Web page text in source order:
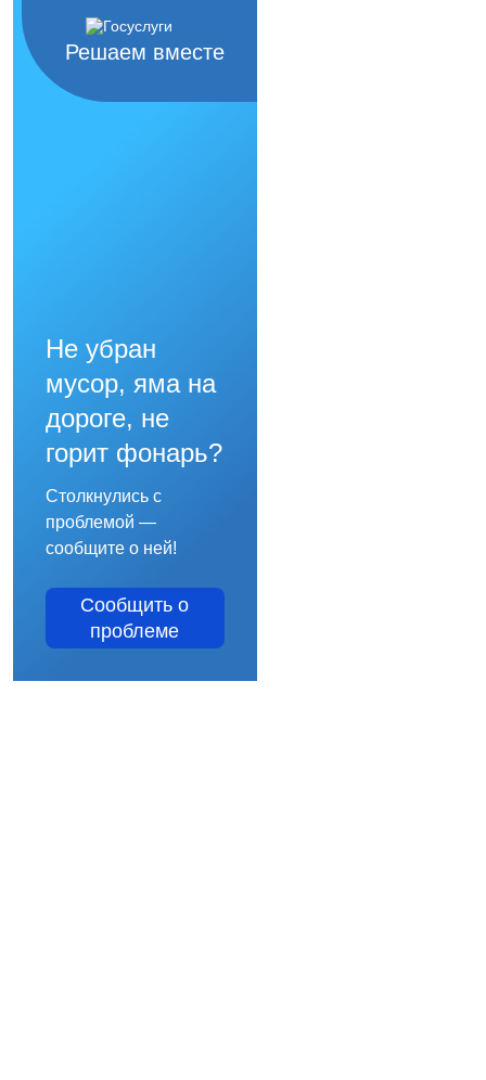
Решаем вместе
Не убран
мусор, яма на
дороге, не
горит фонарь?
Столкнулись с
проблемой —
сообщите о ней!
Сообщить о
проблеме